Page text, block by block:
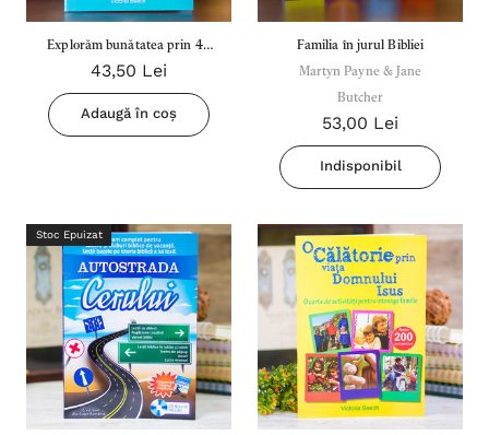
Explorăm bunătatea prin 40
de fapte
43,50 Lei
Adaugă în coș
Familia în jurul Bibliei
Martyn Payne & Jane
Butcher
53,00 Lei
Indisponibil
Stoc Epuizat